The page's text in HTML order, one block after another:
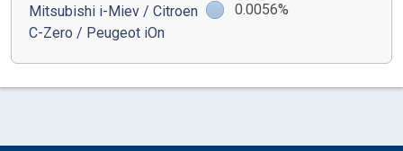
Mitsubishi i-Miev / Citroen
C-Zero / Peugeot iOn
0.0056%